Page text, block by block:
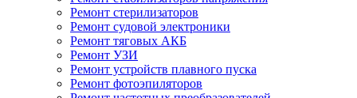
Ремонт стерилизаторов
Ремонт судовой электроники
Ремонт тяговых АКБ
Ремонт УЗИ
Ремонт устройств плавного пуска
Ремонт фотоэпиляторов